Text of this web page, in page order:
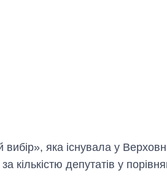
яка існувала у
депутатів у